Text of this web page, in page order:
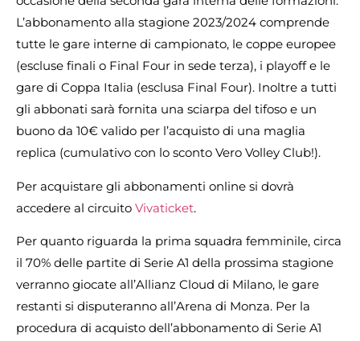
L’abbonamento alla stagione 2023/2024 comprende
tutte le gare interne di campionato, le coppe europee
(escluse finali o Final Four in sede terza), i playoff e le
gare di Coppa Italia (esclusa Final Four). Inoltre a tutti
gli abbonati sarà fornita una sciarpa del tifoso e un
buono da 10€ valido per l’acquisto di una maglia
replica (cumulativo con lo sconto Vero Volley Club!).
Per acquistare gli abbonamenti online si dovrà
accedere al circuito Vivaticket.
Per quanto riguarda la prima squadra femminile, circa
il 70% delle partite di Serie A1 della prossima stagione
verranno giocate all’Allianz Cloud di Milano, le gare
restanti si disputeranno all’Arena di Monza. Per la
procedura di acquisto dell’abbonamento di Serie A1